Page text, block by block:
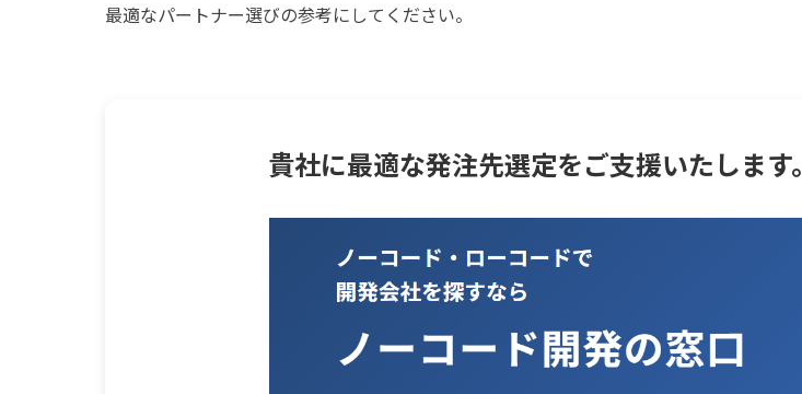
最適なパートナー選びの参考にしてください。
貴社に最適な発注先選定をご支援いたします。